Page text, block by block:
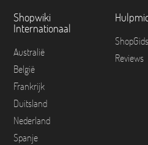
Shopwiki
Internationaal
Australië
België
Frankrijk
Duitsland
Nederland
Spanje
Reviews